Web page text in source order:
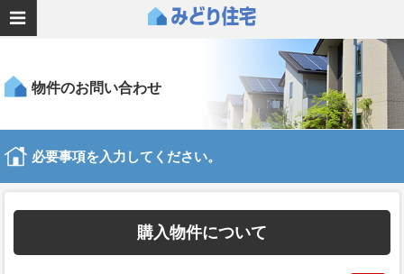
物件のお問い合わせ
必要事項を入力してください。
購入物件について